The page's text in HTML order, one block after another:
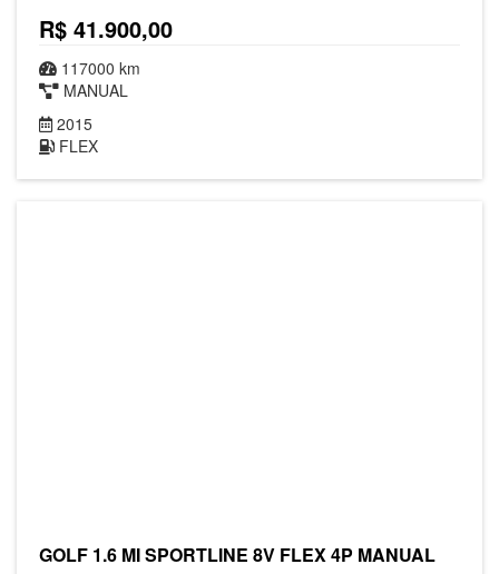
R$ 41.900,00
117000 km
MANUAL
2015
FLEX
GOLF 1.6 MI SPORTLINE 8V FLEX 4P MANUAL